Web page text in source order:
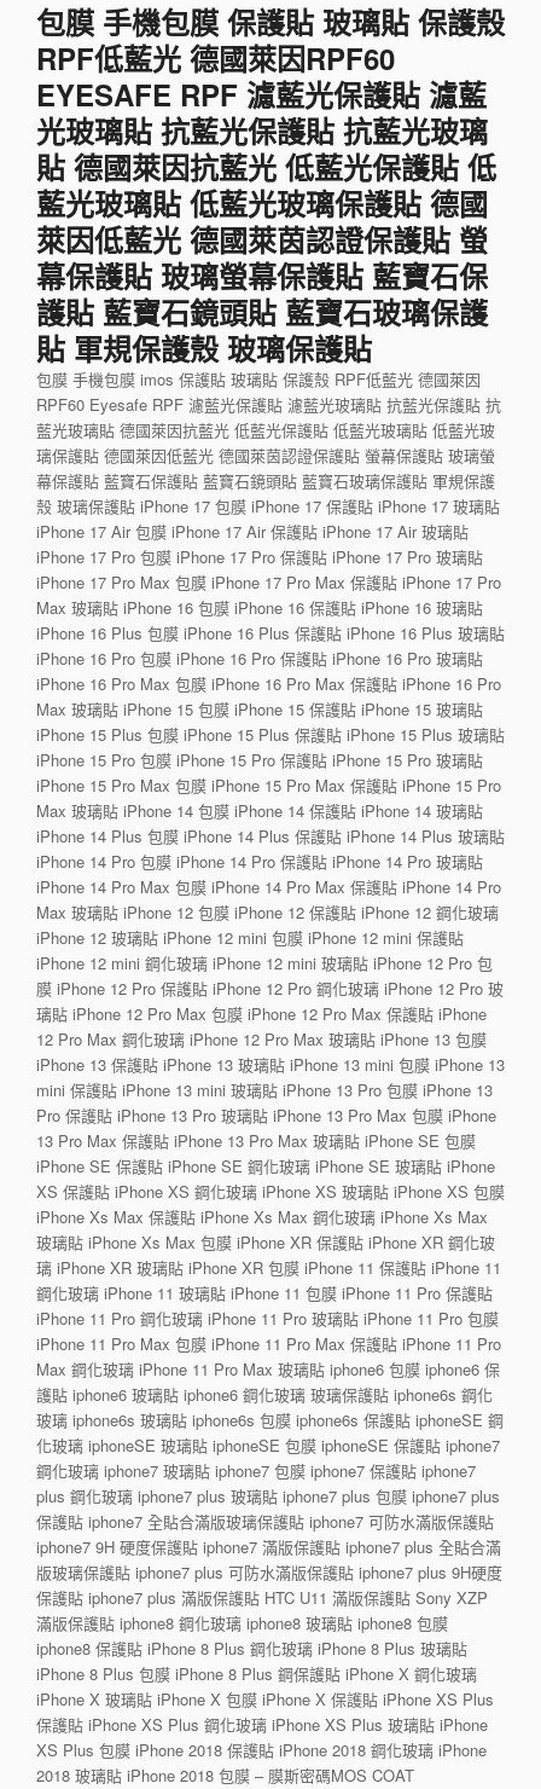
包膜 手機包膜 保護貼 玻璃貼 保護殼
RPF低藍光 德國萊因RPF60
EYESAFE RPF 濾藍光保護貼 濾藍
光玻璃貼 抗藍光保護貼 抗藍光玻璃
貼 德國萊因抗藍光 低藍光保護貼 低
藍光玻璃貼 低藍光玻璃保護貼 德國
萊因低藍光 德國萊茵認證保護貼 螢
幕保護貼 玻璃螢幕保護貼 藍寶石保
護貼 藍寶石鏡頭貼 藍寶石玻璃保護
貼 軍規保護殼 玻璃保護貼
包膜 手機包膜 imos 保護貼 玻璃貼 保護殼 RPF低藍光 德國萊因
RPF60 Eyesafe RPF 濾藍光保護貼 濾藍光玻璃貼 抗藍光保護貼 抗
藍光玻璃貼 德國萊因抗藍光 低藍光保護貼 低藍光玻璃貼 低藍光玻
璃保護貼 德國萊因低藍光 德國萊茵認證保護貼 螢幕保護貼 玻璃螢
幕保護貼 藍寶石保護貼 藍寶石鏡頭貼 藍寶石玻璃保護貼 軍規保護
殼 玻璃保護貼 iPhone 17 包膜 iPhone 17 保護貼 iPhone 17 玻璃貼
iPhone 17 Air 包膜 iPhone 17 Air 保護貼 iPhone 17 Air 玻璃貼
iPhone 17 Pro 包膜 iPhone 17 Pro 保護貼 iPhone 17 Pro 玻璃貼
iPhone 17 Pro Max 包膜 iPhone 17 Pro Max 保護貼 iPhone 17 Pro
Max 玻璃貼 iPhone 16 包膜 iPhone 16 保護貼 iPhone 16 玻璃貼
iPhone 16 Plus 包膜 iPhone 16 Plus 保護貼 iPhone 16 Plus 玻璃貼
iPhone 16 Pro 包膜 iPhone 16 Pro 保護貼 iPhone 16 Pro 玻璃貼
iPhone 16 Pro Max 包膜 iPhone 16 Pro Max 保護貼 iPhone 16 Pro
Max 玻璃貼 iPhone 15 包膜 iPhone 15 保護貼 iPhone 15 玻璃貼
iPhone 15 Plus 包膜 iPhone 15 Plus 保護貼 iPhone 15 Plus 玻璃貼
iPhone 15 Pro 包膜 iPhone 15 Pro 保護貼 iPhone 15 Pro 玻璃貼
iPhone 15 Pro Max 包膜 iPhone 15 Pro Max 保護貼 iPhone 15 Pro
Max 玻璃貼 iPhone 14 包膜 iPhone 14 保護貼 iPhone 14 玻璃貼
iPhone 14 Plus 包膜 iPhone 14 Plus 保護貼 iPhone 14 Plus 玻璃貼
iPhone 14 Pro 包膜 iPhone 14 Pro 保護貼 iPhone 14 Pro 玻璃貼
iPhone 14 Pro Max 包膜 iPhone 14 Pro Max 保護貼 iPhone 14 Pro
Max 玻璃貼 iPhone 12 包膜 iPhone 12 保護貼 iPhone 12 鋼化玻璃
iPhone 12 玻璃貼 iPhone 12 mini 包膜 iPhone 12 mini 保護貼
iPhone 12 mini 鋼化玻璃 iPhone 12 mini 玻璃貼 iPhone 12 Pro 包
膜 iPhone 12 Pro 保護貼 iPhone 12 Pro 鋼化玻璃 iPhone 12 Pro 玻
璃貼 iPhone 12 Pro Max 包膜 iPhone 12 Pro Max 保護貼 iPhone
12 Pro Max 鋼化玻璃 iPhone 12 Pro Max 玻璃貼 iPhone 13 包膜
iPhone 13 保護貼 iPhone 13 玻璃貼 iPhone 13 mini 包膜 iPhone 13
mini 保護貼 iPhone 13 mini 玻璃貼 iPhone 13 Pro 包膜 iPhone 13
Pro 保護貼 iPhone 13 Pro 玻璃貼 iPhone 13 Pro Max 包膜 iPhone
13 Pro Max 保護貼 iPhone 13 Pro Max 玻璃貼 iPhone SE 包膜
iPhone SE 保護貼 iPhone SE 鋼化玻璃 iPhone SE 玻璃貼 iPhone
XS 保護貼 iPhone XS 鋼化玻璃 iPhone XS 玻璃貼 iPhone XS 包膜
iPhone Xs Max 保護貼 iPhone Xs Max 鋼化玻璃 iPhone Xs Max
玻璃貼 iPhone Xs Max 包膜 iPhone XR 保護貼 iPhone XR 鋼化玻
璃 iPhone XR 玻璃貼 iPhone XR 包膜 iPhone 11 保護貼 iPhone 11
鋼化玻璃 iPhone 11 玻璃貼 iPhone 11 包膜 iPhone 11 Pro 保護貼
iPhone 11 Pro 鋼化玻璃 iPhone 11 Pro 玻璃貼 iPhone 11 Pro 包膜
iPhone 11 Pro Max 包膜 iPhone 11 Pro Max 保護貼 iPhone 11 Pro
Max 鋼化玻璃 iPhone 11 Pro Max 玻璃貼 iphone6 包膜 iphone6 保
護貼 iphone6 玻璃貼 iphone6 鋼化玻璃 玻璃保護貼 iphone6s 鋼化
玻璃 iphone6s 玻璃貼 iphone6s 包膜 iphone6s 保護貼 iphoneSE 鋼
化玻璃 iphoneSE 玻璃貼 iphoneSE 包膜 iphoneSE 保護貼 iphone7
鋼化玻璃 iphone7 玻璃貼 iphone7 包膜 iphone7 保護貼 iphone7
plus 鋼化玻璃 iphone7 plus 玻璃貼 iphone7 plus 包膜 iphone7 plus
保護貼 iphone7 全貼合滿版玻璃保護貼 iphone7 可防水滿版保護貼
iphone7 9H 硬度保護貼 iphone7 滿版保護貼 iphone7 plus 全貼合滿
版玻璃保護貼 iphone7 plus 可防水滿版保護貼 iphone7 plus 9H硬度
保護貼 iphone7 plus 滿版保護貼 HTC U11 滿版保護貼 Sony XZP
滿版保護貼 iphone8 鋼化玻璃 iphone8 玻璃貼 iphone8 包膜
iphone8 保護貼 iPhone 8 Plus 鋼化玻璃 iPhone 8 Plus 玻璃貼
iPhone 8 Plus 包膜 iPhone 8 Plus 鋼保護貼 iPhone X 鋼化玻璃
iPhone X 玻璃貼 iPhone X 包膜 iPhone X 保護貼 iPhone XS Plus
保護貼 iPhone XS Plus 鋼化玻璃 iPhone XS Plus 玻璃貼 iPhone
XS Plus 包膜 iPhone 2018 保護貼 iPhone 2018 鋼化玻璃 iPhone
2018 玻璃貼 iPhone 2018 包膜 – 膜斯密碼MOS COAT